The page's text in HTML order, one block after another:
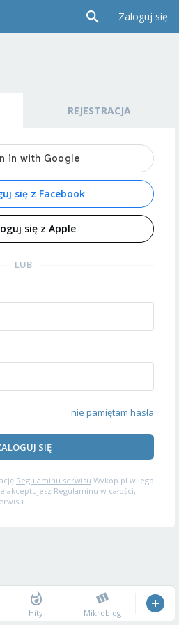
Zaloguj się
REJESTRACJA
się z Facebook
się z Apple
LUB
nie pamiętam hasła
SIĘ
Regulaminu serwisu Wykop.pl w jego
akceptujesz Regulaminu w całości,
Hity Mikroblog